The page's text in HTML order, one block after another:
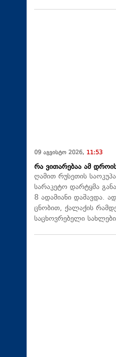
09 აგვისტო 2026, 11:53
რა ვითარებაა ამ
ღამით რუსეთის
სარაკეტო დარტყმა
8 ადამიანი დაშავდა.
ცნობით, ქალაქის
საცხოვრებელი